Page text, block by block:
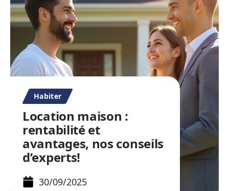
Habiter
Location maison :
rentabilité et
avantages, nos conseils
d’experts!
30/09/2025